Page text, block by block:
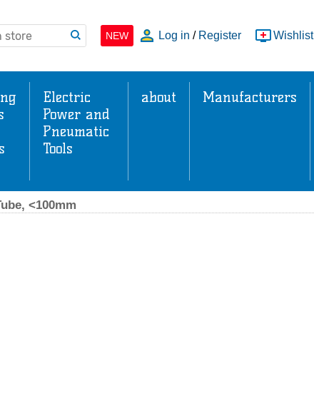
NEW Log in / Register Wishlist
Electric
Power and
Pneumatic
Tools
about Manufacturers
<100mm